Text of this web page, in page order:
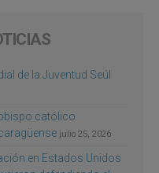
de la Juventud Seúl
católico
julio 25, 2026
en Estados Unidos